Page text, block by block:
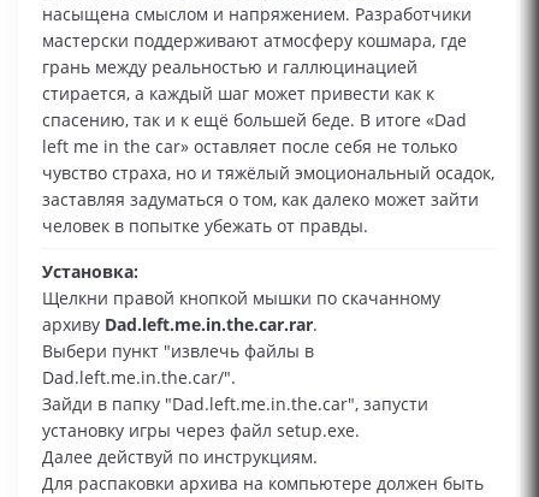
насыщена смыслом и напряжением. Разработчики
мастерски поддерживают атмосферу кошмара, где
грань между реальностью и галлюцинацией
стирается, а каждый шаг может привести как к
спасению, так и к ещё большей беде. В итоге «Dad
left me in the car» оставляет после себя не только
чувство страха, но и тяжёлый эмоциональный осадок,
заставляя задуматься о том, как далеко может зайти
человек в попытке убежать от правды.
Установка:
Щелкни правой кнопкой мышки по скачанному
архиву Dad.left.me.in.the.car.rar.
Выбери пункт "извлечь файлы в
Dad.left.me.in.the.car/".
Зайди в папку "Dad.left.me.in.the.car", запусти
установку игры через файл setup.exe.
Далее действуй по инструкциям.
Для распаковки архива на компьютере должен быть